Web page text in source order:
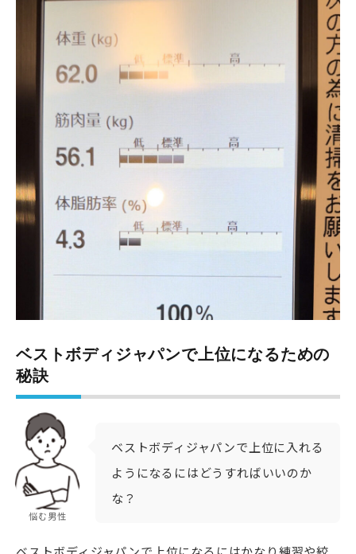
ベストボディジャパンで上位になるための
秘訣
悩む男性
ベストボディジャパンで上位に入れる
ようになるにはどうすればいいのか
な？